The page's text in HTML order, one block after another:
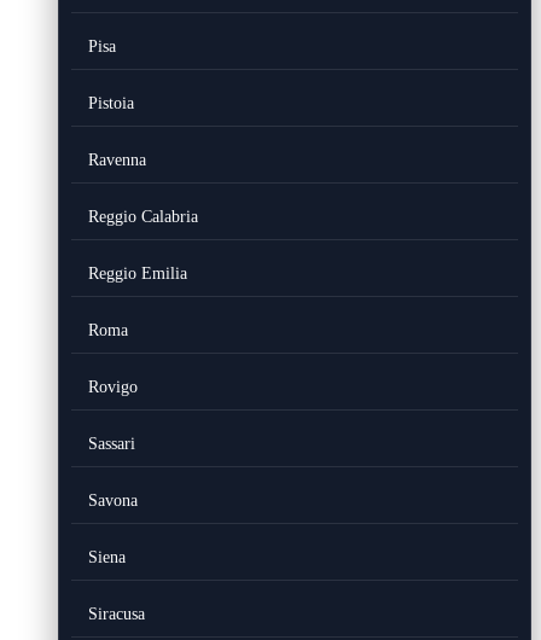
Pisa
Pistoia
Ravenna
Reggio Calabria
Reggio Emilia
Roma
Rovigo
Sassari
Savona
Siena
Siracusa